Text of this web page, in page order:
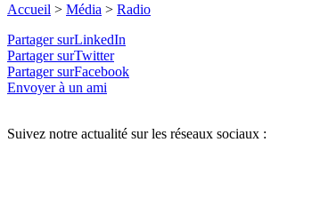
Accueil > Média > Radio
Partager surLinkedIn
Partager surTwitter
Partager surFacebook
Envoyer à un ami
Suivez notre actualité sur les réseaux sociaux :